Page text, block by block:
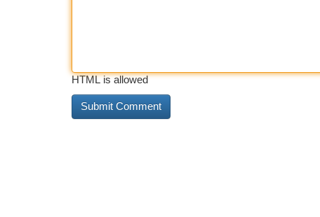
HTML is allowed